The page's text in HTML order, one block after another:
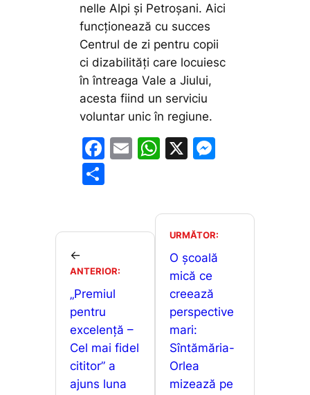
nelle Alpi și Petroșani. Aici
funcționează cu succes
Centrul de zi pentru copii
ci dizabilități care locuiesc
în întreaga Vale a Jiului,
acesta fiind un serviciu
voluntar unic în regiune.
F
b
o
k
E
W
s
A
p
p
X
s
e
n
er
je
a
z
ă
←
ANTERIOR:
„Premiul
pentru
excelenţă –
Cel mai fidel
cititor” a
ajuns luna
URMĂTOR:
O școală
mică ce
creează
perspective
mari:
Sîntămăria-
Orlea
mizează pe